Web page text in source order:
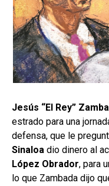
Jesús “El Rey”
estrado para una
defensa, que le
Sinaloa dio dinero al
López Obrador, para
lo que Zambada dijo